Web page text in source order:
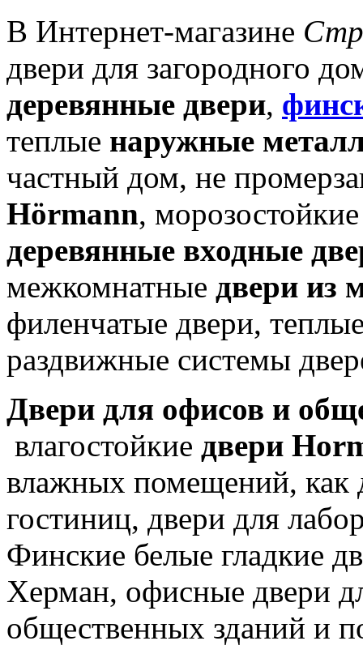
В Интернет-магазине
двери для загородного
деревянные двери,
теплые наружные
частный дом, не
Hörmann,
деревянные входные
межкомнатные двери из
филенчатые двери,
раздвижные системы
Двери для офисов и
влагостойкие двери
влажных помещений, как
гостиниц, двери для
Финские белые гладкие
Херман, офисные двери
общественных зданий и